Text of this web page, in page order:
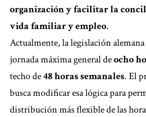
organización y facilitar la
vida familiar y empleo.
Actualmente, la legislación alemana
jornada máxima general deocho
techo de48 horas semanales. El
busca modificar esa lógica para
distribución más flexible de las